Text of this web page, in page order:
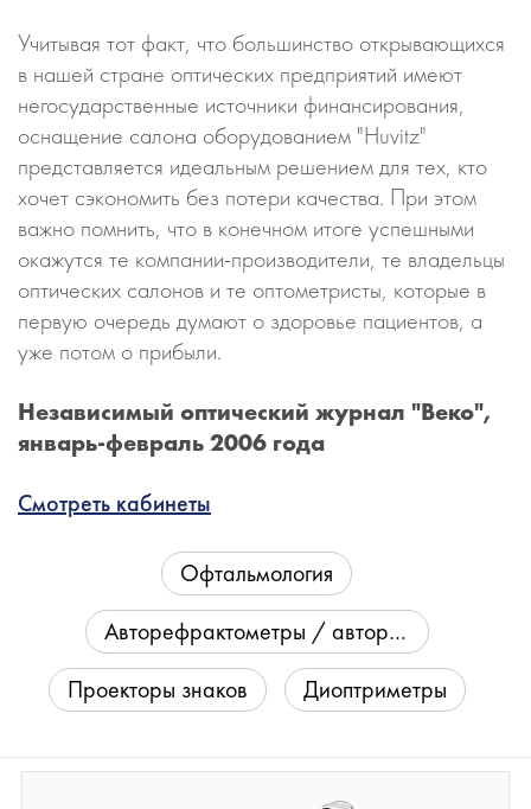
Учитывая тот факт, что большинство открывающихся
в нашей стране оптических предприятий имеют
негосударственные источники финансирования,
оснащение салона оборудованием "Huvitz"
представляется идеальным решением для тех, кто
хочет сэкономить без потери качества. При этом
важно помнить, что в конечном итоге успешными
окажутся те компании-производители, те владельцы
оптических салонов и те оптометристы, которые в
первую очередь думают о здоровье пациентов, а
уже потом о прибыли.
Независимый оптический журнал "Веко",
январь-февраль 2006 года
Смотреть кабинеты
Офтальмология
Авторефрактометры / авторефкератометры
Проекторы знаков
Диоптриметры